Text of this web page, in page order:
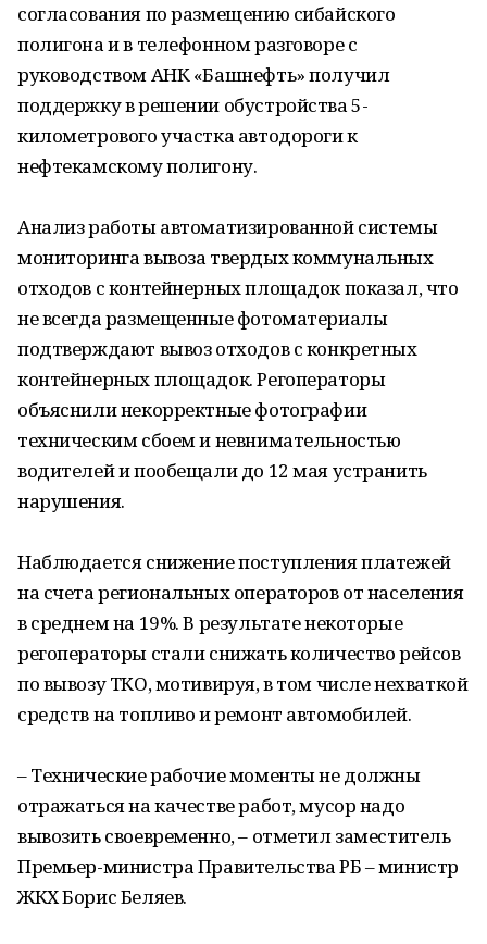
согласования по размещению сибайского
полигона и в телефонном разговоре с
руководством АНК «Башнефть» получил
поддержку в решении обустройства 5-
километрового участка автодороги к
нефтекамскому полигону.
Анализ работы автоматизированной системы
мониторинга вывоза твердых коммунальных
отходов с контейнерных площадок показал, что
не всегда размещенные фотоматериалы
подтверждают вывоз отходов с конкретных
контейнерных площадок. Регоператоры
объяснили некорректные фотографии
техническим сбоем и невнимательностью
водителей и пообещали до 12 мая устранить
нарушения.
Наблюдается снижение поступления платежей
на счета региональных операторов от населения
в среднем на 19%. В результате некоторые
регоператоры стали снижать количество рейсов
по вывозу ТКО, мотивируя, в том числе нехваткой
средств на топливо и ремонт автомобилей.
– Технические рабочие моменты не должны
отражаться на качестве работ, мусор надо
вывозить своевременно, – отметил заместитель
Премьер-министра Правительства РБ – министр
ЖКХ Борис Беляев.